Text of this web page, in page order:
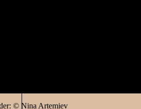
© Nina Artemiev